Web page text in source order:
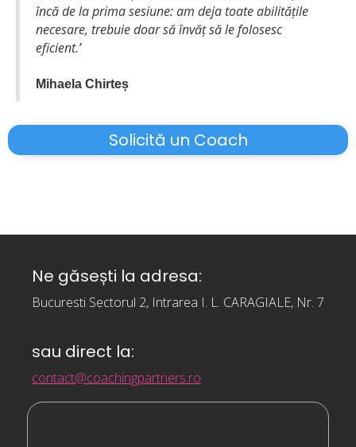
încă de la prima sesiune: am deja toate abilitățile
necesare, trebuie doar să învăț să le folosesc
eficient.’
Mihaela Chirteș
Solicită un Coach
Ne găsești la adresa:
Bucuresti Sectorul 2, Intrarea I. L. CARAGIALE, Nr. 7
sau direct la:
contact@coachingpartners.ro